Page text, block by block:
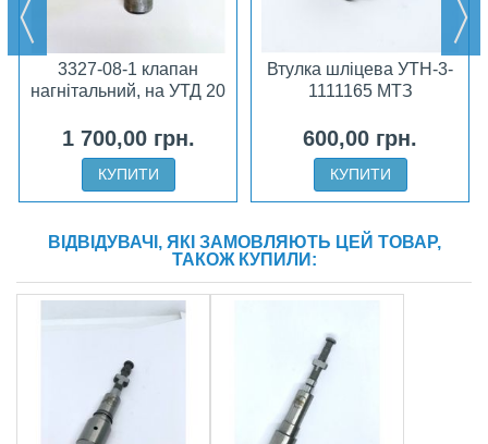
3327-08-1 клапан
нагнітальний, на УТД 20
1 700,00 грн.
КУПИТИ
Втулка шліцева УТН-3-
1111165 МТЗ
600,00 грн.
КУПИТИ
ВІДВІДУВАЧІ, ЯКІ ЗАМОВЛЯЮТЬ ЦЕЙ ТОВАР,
ТАКОЖ КУПИЛИ: